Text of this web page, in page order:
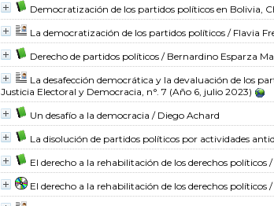
Democratización de los partidos políticos en Bolivia,
La democratización de los partidos políticos/ Flavia
Derecho de partidos políticos/ Bernardino Esparza
La desafección democrática y la devaluación de los
Justicia Electoral y Democracia, n°. 7 (Año 6, julio 2023)
Un desafío a la democracia / Diego Achard
La disolución de partidos políticos por actividades
El derecho a la rehabilitación de los derechos políticos/
El derecho a la rehabilitación de los derechos políticos/